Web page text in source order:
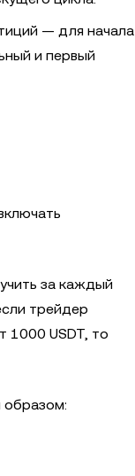
— для начала
и первый
за каждый
трейдер
1000 USDT, то
образом: